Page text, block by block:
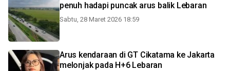
penuh hadapi puncak arus balik Lebaran
Sabtu, 28 Maret 2026 18:59
Arus kendaraan di GT Cikatama ke Jakarta
melonjak pada H+6 Lebaran